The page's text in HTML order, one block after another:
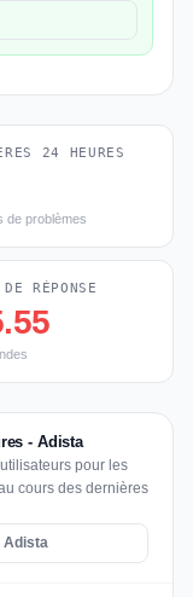
24 HEURES
de problèmes
RÉPONSE
- Adista
pour les
cours des dernières
Adista